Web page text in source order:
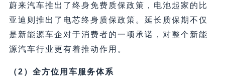
蔚来汽车推出了终身免费质保政策，电池起家的比
亚迪则推出了电芯终身质保政策。延长质保期不仅
是新能源车企对于消费者的一项承诺，对整个新能
源汽车行业更有着推动作用。
（2）全方位用车服务体系